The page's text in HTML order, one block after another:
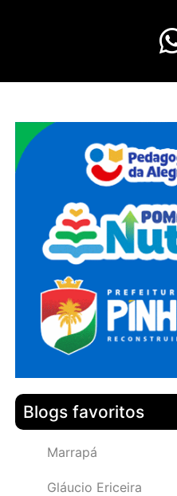
Blogs favoritos
Marrapá
Gláucio Ericeira